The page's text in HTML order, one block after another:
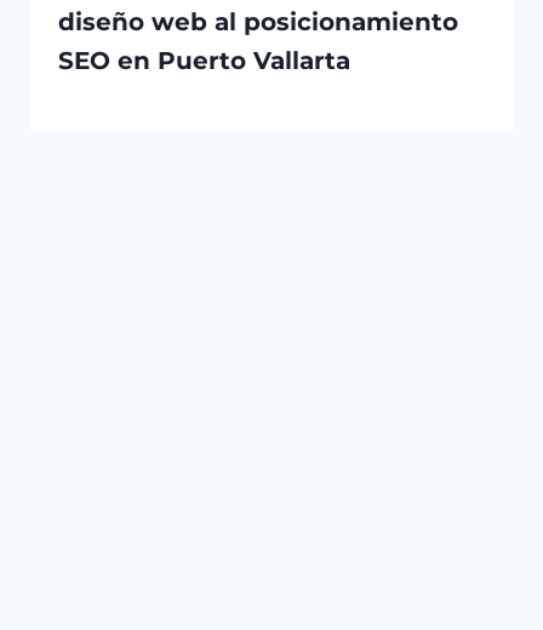
diseño web al posicionamiento
SEO en Puerto Vallarta